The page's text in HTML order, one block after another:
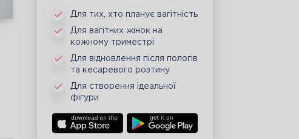
Для тих, хто планує вагітність
Для вагітних жінок на
кожному триместрі
Для відновлення після пологів
та кесаревого розтину
Для створення ідеальної
фігури